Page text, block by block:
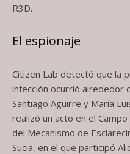
R3D.
El espionaje
Citizen Lab detectó que la
infección ocurrió alrededor
Santiago Aguirre y María
realizó un acto en el
del Mecanismo de
Sucia, en el que participó